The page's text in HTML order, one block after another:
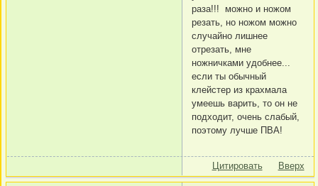
раза!!! можно и ножом
резать, но ножом можно
случайно лишнее
отрезать, мне
ножничками удобнее...
если ты обычный
клейстер из крахмала
умеешь варить, то он не
подходит, очень слабый,
поэтому лучше ПВА!
Цитировать Вверх